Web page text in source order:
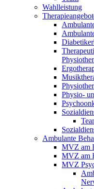
Wahlleistung
Physio-
Ambulante
MVZ am
MVZ am
MVZ